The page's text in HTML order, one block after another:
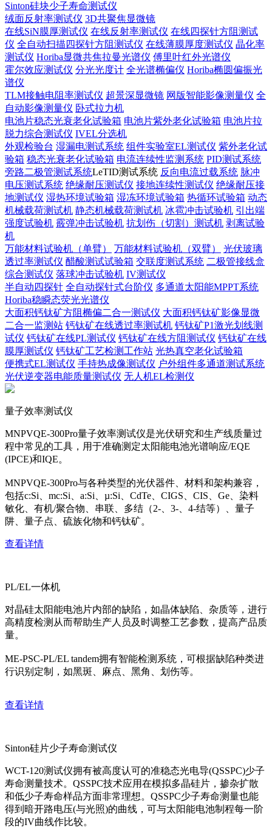
Sinton硅块少子寿命测试仪
绒面反射率测试仪 3D共聚焦显微镜
在线SiN膜厚测试仪 在线反射率测试仪 在线四探针方阻测试
仪 全自动扫描四探针方阻测试仪 在线薄膜厚度测试仪 晶化率
测试仪 Horiba显微共焦拉曼光谱仪 傅里叶红外光谱仪
霍尔效应测试仪 分光光度计 全光谱椭偏仪 Horiba椭圆偏振光
谱仪
TLM接触电阻率测试仪 超景深显微镜 网版智能影像测量仪 全
自动影像测量仪 卧式拉力机
电池片稳态光衰老化试验箱 电池片紫外老化试验箱 电池片拉
脱力综合测试仪 IVEL分选机
外观检验台 湿漏电测试系统 组件实验室EL测试仪 紫外老化试
验箱 稳态光衰老化试验箱 电流连续性监测系统 PID测试系统
旁路二极管测试系统LeTID测试系统 反向电流过载系统 脉冲
电压测试系统 绝缘耐压测试仪 接地连续性测试仪 绝缘耐压接
地测试仪 湿热环境试验箱 湿冻环境试验箱 热循环试验箱 动态
机械载荷测试机 静态机械载荷测试机 冰雹冲击试验机 引出端
强度试验机 霰弹冲击试验机 抗划伤（切割）测试机 剥离试验
机
万能材料试验机（单臂）
万能材料试验机（双臂）
光伏玻璃
透过率测试仪 醋酸测试试验箱 交联度测试系统 二极管接线盒
综合测试仪 落球冲击试验机 IV测试仪
半自动四探针 全自动探针式台阶仪 多通道太阳能MPPT系统
Horiba稳瞬态荧光光谱仪
大面积钙钛矿方阻椭偏二合一测试仪 大面积钙钛矿影像显微
二合一监测站 钙钛矿在线透过率测试机 钙钛矿P1激光划线测
试仪 钙钛矿在线PL测试仪 钙钛矿在线方阻测试仪 钙钛矿在线
膜厚测试仪 钙钛矿工艺检测工作站 光热真空老化试验箱
便携式EL测试仪 手持热成像测试仪 户外组件多通道测试系统
光伏逆变器电能质量测试仪 无人机EL检测仪
量子效率测试仪
MNPVQE-300Pro量子效率测试仪是光伏研究和生产线质量过
程中常见的工具，用于准确测定太阳能电池光谱响应/EQE
(IPCE)和IQE。
MNPVQE-300Pro与各种类型的光伏器件、材料和架构兼容，
包括c:Si、mc:Si、a:Si、µ:Si、CdTe、CIGS、CIS、Ge、染料
敏化、有机/聚合物、串联、多结（2-、3-、4-结等）、量子
阱、量子点、硫族化物和钙钛矿。
查看详情
PL/EL一体机
对晶硅太阳能电池片内部的缺陷，如晶体缺陷、杂质等，进行
高精度检测从而帮助生产人员及时调整工艺参数，提高产品质
量。
ME-PSC-PL/EL tandem拥有智能检测系统，可根据缺陷种类进
行识别定制，如黑斑、麻点、黑角、划伤等。
查看详情
Sinton硅片少子寿命测试仪
WCT-120测试仪拥有被高度认可的准稳态光电导(QSSPC)少子
寿命测量技术。QSSPC技术应用在模拟多晶硅片，掺杂扩散
和低少子寿命样品方面非常理想。QSSPC少子寿命测量也能
得到暗开路电压(与光照)的曲线，可与太阳能电池制程每一阶
段的IV曲线作比较。